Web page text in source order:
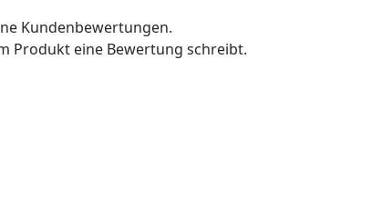
Kundenbewertungen.
Produkt eine Bewertung schreibt.